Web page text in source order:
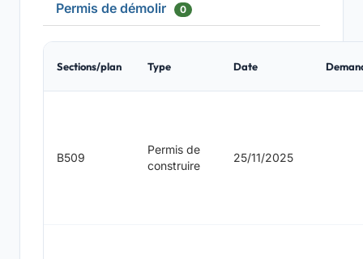
Permis de démolir 0
Sections/plan Type Date
B509
Permis de
construire
25/11/2025